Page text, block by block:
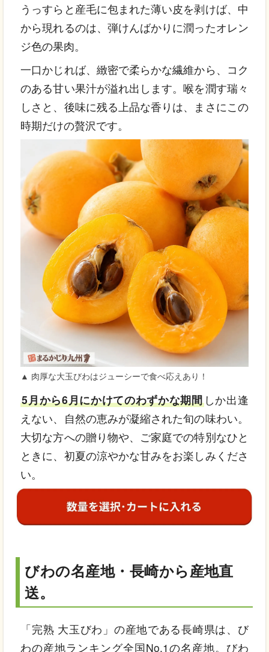
うっすらと産毛に包まれた薄い皮を剥けば、中
から現れるのは、弾けんばかりに潤ったオレン
ジ色の果肉。
一口かじれば、緻密で柔らかな繊維から、コク
のある甘い果汁が溢れ出します。喉を潤す瑞々
しさと、後味に残る上品な香りは、まさにこの
時期だけの贅沢です。
▲ 肉厚な大玉びわはジューシーで食べ応えあり！
5月から6月にかけてのわずかな期間しか出逢
えない、自然の恵みが凝縮された旬の味わい。
大切な方への贈り物や、ご家庭での特別なひと
ときに、初夏の涼やかな甘みをお楽しみくださ
い。
びわの名産地・長崎から産地直
送。
「完熟 大玉びわ」の産地である長崎県は、び
わの産地ランキング全国No.1の名産地。びわ